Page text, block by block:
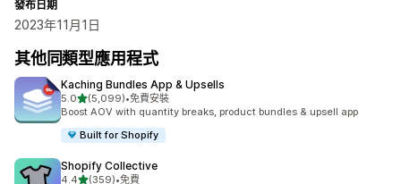
發布日期
2023年11月1日
其他同類型應用程式
Kaching Bundles App & Upsells
5.0滿分 5 顆星
(5,099)
共有 5099 則評價
•免費安裝
Boost AOV with quantity breaks, product bundles & upsell app
Built for Shopify
Shopify Collective
4.4滿分 5 顆星
(359)•免費